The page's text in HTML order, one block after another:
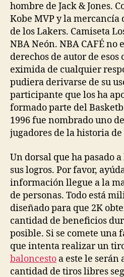
hombre de Jack & Jones.
Kobe MVP y la mercancía
de los Lakers. Camiseta
NBA Neón. NBA CAFÉ no
derechos de autor de
eximida de cualquier
pudiera derivarse de su
participante que los ha
formado parte del
1996 fue nombrado uno
jugadores de la historia
Un dorsal que ha pasado
sus logros. Por favor,
información llegue a la
de personas. Todo está
diseñado para que 2K
cantidad de beneficios
posible. Si se comete una
que intenta realizar un
baloncesto a este le serán
cantidad de tiros libres